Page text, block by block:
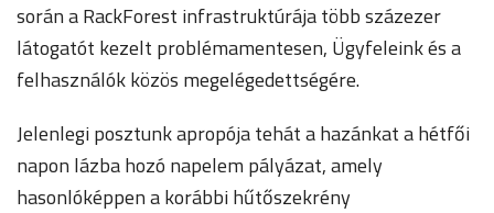
során a RackForest infrastruktúrája több százezer
látogatót kezelt problémamentesen, Ügyfeleink és a
felhasználók közös megelégedettségére.
Jelenlegi posztunk apropója tehát a hazánkat a hétfői
napon lázba hozó napelem pályázat, amely
hasonlóképpen a korábbi hűtőszekrény